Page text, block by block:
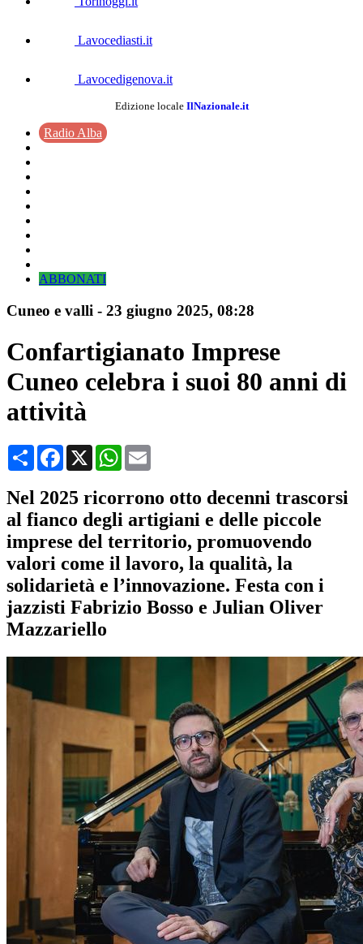
Lavocediasti.it
Lavocedigenova.it
Edizione locale IlNazionale.it
Radio Alba
ABBONATI
Cuneo e valli - 23 giugno 2025, 08:28
Confartigianato Imprese
Cuneo celebra i suoi 80 anni di
attività
CondividiFacebook
X WhatsApp
Nel 2025 ricorrono otto decenni trascorsi
al fianco degli artigiani e delle piccole
imprese del territorio, promuovendo
valori come il lavoro, la qualità, la
solidarietà e l’innovazione. Festa con i
jazzisti Fabrizio Bosso e Julian Oliver
Mazzariello